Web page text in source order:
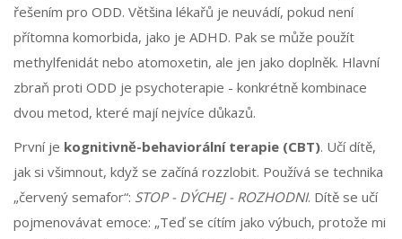
řešením pro ODD. Většina lékařů je neuvádí, pokud není
přítomna komorbida, jako je ADHD. Pak se může použít
methylfenidát nebo atomoxetin, ale jen jako doplněk. Hlavní
zbraň proti ODD je psychoterapie - konkrétně kombinace
dvou metod, které mají nejvíce důkazů.
První je kognitivně-behaviorální terapie (CBT). Učí dítě,
jak si všimnout, když se začíná rozzlobit. Používá se technika
„červený semafor“: STOP - DÝCHEJ - ROZHODNI. Dítě se učí
pojmenovávat emoce: „Teď se cítím jako výbuch, protože mi